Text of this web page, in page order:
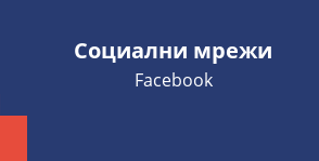
Социални мрежи
Facebook